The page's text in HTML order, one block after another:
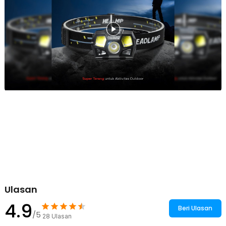
menyilaukan pengguna lain. Fitur ini sangat berguna untuk camping,
patroli, maupun kebutuhan survival outdoor.
Kelengkapan Produk
Rincian yang Anda dapatkan untuk pembelian produk ini:
1 x TaffLED Senter Kepala Headlamp LED Motion Sensor IPX4
10000 Lumens - HE55
1 x Strap
Ulasan
4.9/5 28 Ulasan
Beri Ulasan